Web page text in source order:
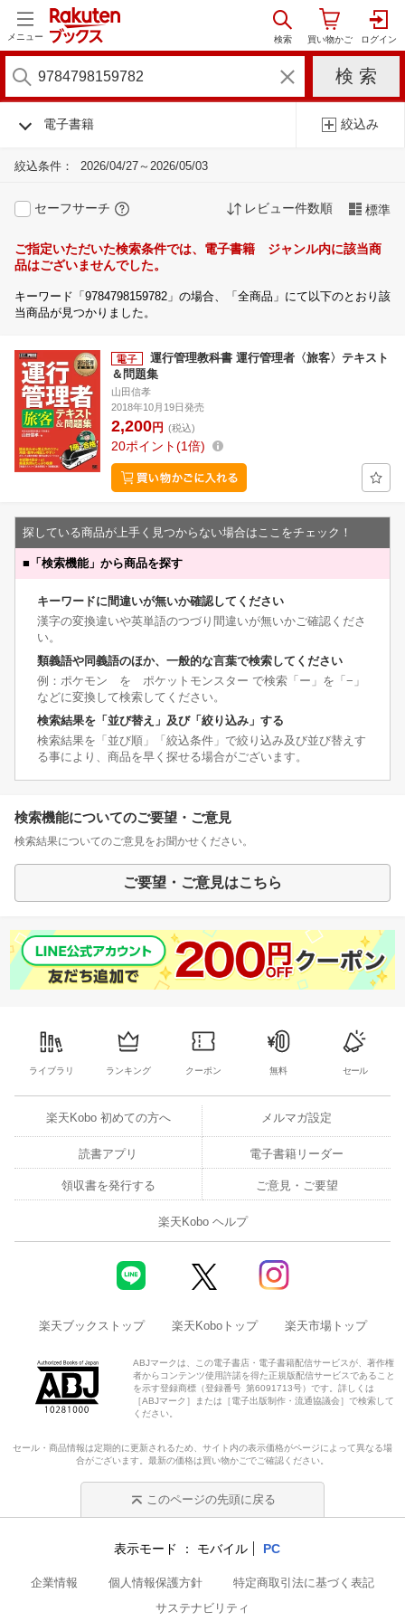
メニュー
電子書籍 絞込み
絞込条件： 2026/04/27～2026/05/03
セーフサーチ レビュー件数順 標準
ご指定いただいた検索条件では、電子書籍 ジャンル内に該当商
品はございませんでした。
キーワード「9784798159782」の場合、「全商品」にて以下のとおり該
当商品が見つかりました。
運行管理教科書 運行管理者〈旅客〉テキスト
＆問題集
山田信孝
2018年10月19日発売
2,200円 (税込)
20ポイント 1倍
探している商品が上手く見つからない場合はここをチェック！
■ 「検索機能」から商品を探す
キーワードに間違いが無いか確認してください
漢字の変換違いや英単語のつづり間違いが無いかご確認くださ
い。
類義語や同義語のほか、一般的な言葉で検索してください
例：ポケモン を ポケットモンスター で検索「ー」を「−」
などに変換して検索してください。
検索結果を「並び替え」及び「絞り込み」する
検索結果を「並び順」「絞込条件」で絞り込み及び並び替えす
る事により、商品を早く探せる場合がございます。
検索機能についてのご要望・ご意見
検索結果についてのご意見をお聞かせください。
ご要望・ご意見はこちら
ライブラリ ランキング クーポン 無料 セール
楽天Kobo 初めての方へ メルマガ設定
読書アプリ 電子書籍リーダー
領収書を発行する ご意見・ご要望
楽天Kobo ヘルプ
楽天ブックストップ 楽天Koboトップ 楽天市場トップ
ABJマークは、この電子書店・電子書籍配信サービスが、著作権
者からコンテンツ使用許諾を得た正規版配信サービスであること
を示す登録商標（登録番号 第6091713号）です。詳しくは
［ABJマーク］または［電子出版制作・流通協議会］で検索して
ください。
セール・商品情報は定期的に更新されるため、サイト内の表示価格がページによって異なる場
合がございます。最新の価格は買い物かごでご確認ください。
このページの先頭に戻る
表示モード モバイル PC
企業情報 個人情報保護方針
特定商取引法に基づく表記
サステナビリティ